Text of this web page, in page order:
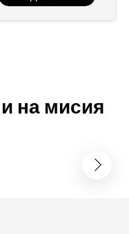
на мисия